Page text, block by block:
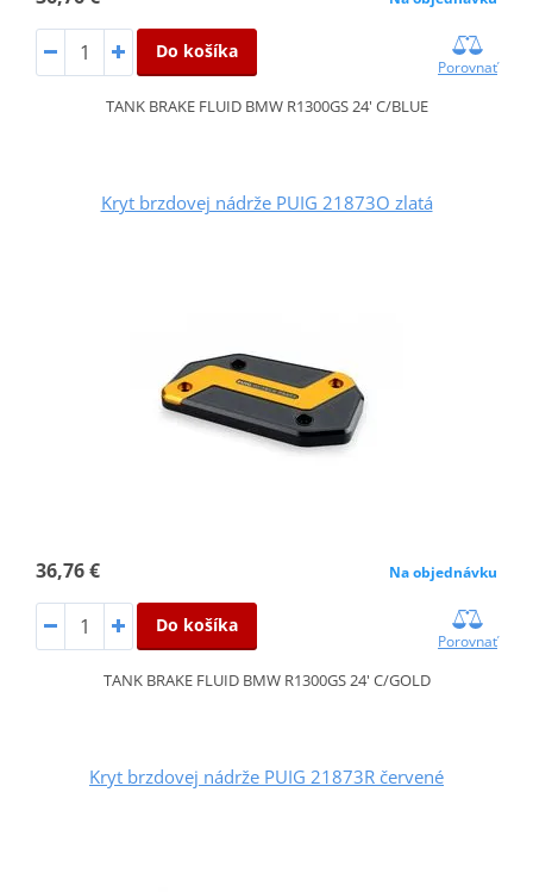
Do košíka
Porovnať
TANK BRAKE FLUID BMW R1300GS 24' C/BLUE
Kryt brzdovej nádrže PUIG 21873O zlatá
36,76 € Na objednávku
Do košíka
Porovnať
TANK BRAKE FLUID BMW R1300GS 24' C/GOLD
Kryt brzdovej nádrže PUIG 21873R červené